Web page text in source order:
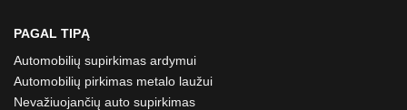
PAGAL TIPĄ
Automobilių supirkimas ardymui
Automobilių pirkimas metalo laužui
Nevažiuojančių auto supirkimas